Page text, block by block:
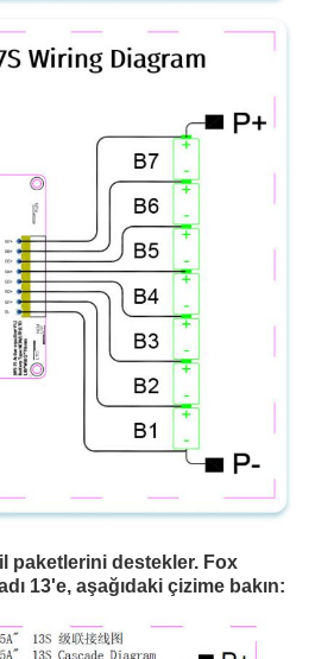
paketlerini destekler. Fox
13'e, aşağıdaki çizime bakın: